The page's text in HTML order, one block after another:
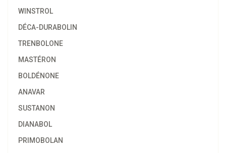
WINSTROL
DÉCA-DURABOLIN
TRENBOLONE
MASTÉRON
BOLDÉNONE
ANAVAR
SUSTANON
DIANABOL
PRIMOBOLAN